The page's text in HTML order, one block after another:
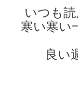
いつも
寒い寒い
良い